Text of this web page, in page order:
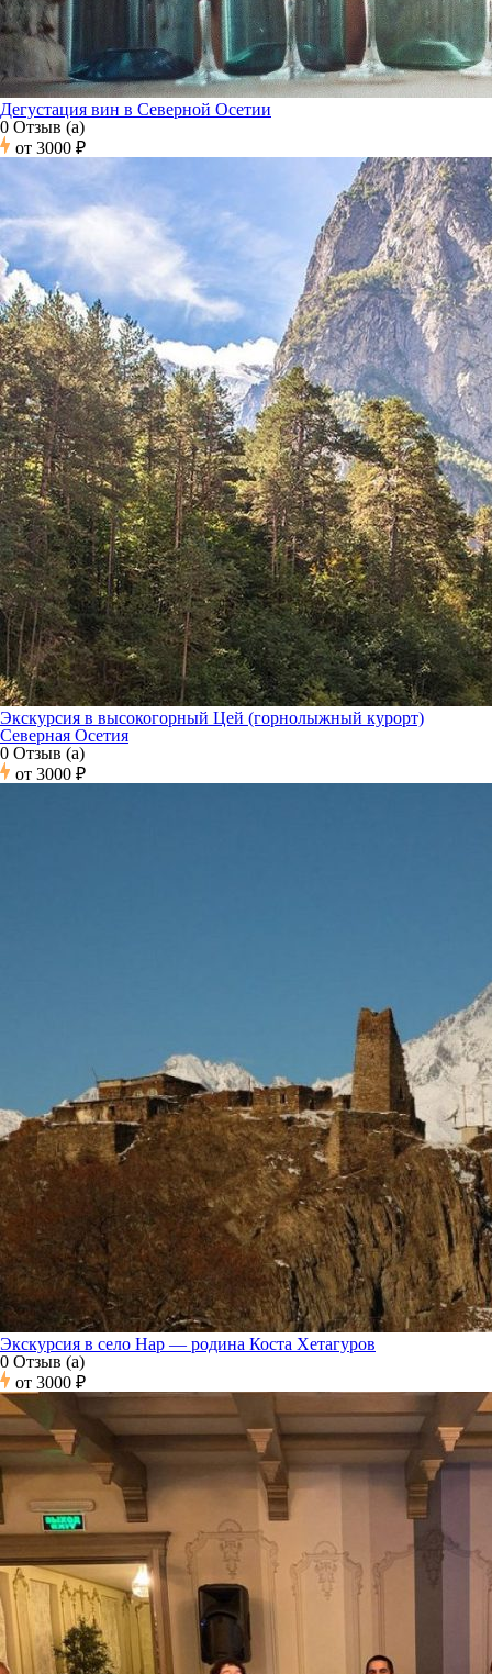
Дегустация вин в Северной Осетии
0 Отзыв (а)
от 3000 ₽
Экскурсия в высокогорный Цей (горнолыжный курорт)
Северная Осетия
0 Отзыв (а)
от 3000 ₽
Экскурсия в село Нар — родина Коста Хетагуров
0 Отзыв (а)
от 3000 ₽